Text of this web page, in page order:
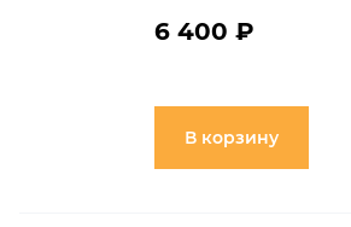
6 400 ₽
В корзину